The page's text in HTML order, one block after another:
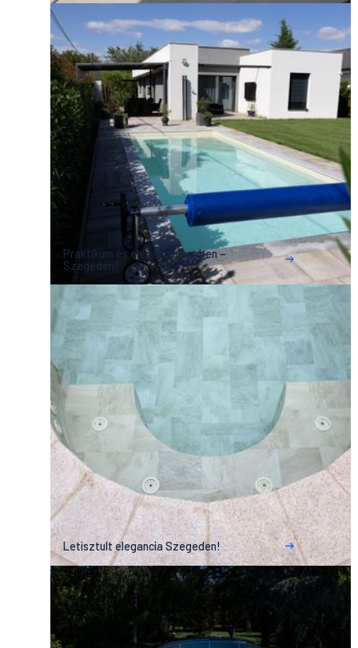
Praktikum és elegancia egyben –
Szegeden!
Letisztult elegancia Szegeden!